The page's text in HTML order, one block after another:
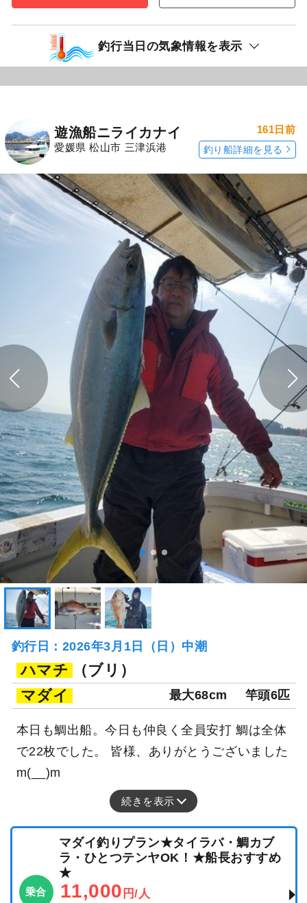
釣行当日の気象情報を表示
遊漁船ニライカナイ
愛媛県 松山市 三津浜港
161日前
釣り船詳細を見る
釣行日：2026年3月1日（日）中潮
ハマチ
（ブリ）
マダイ
最大68cm 竿頭6匹
本日も鯛出船。今日も仲良く全員安打 鯛は全体
で22枚でした。 皆様、ありがとうございました
m(__)m
続きを表示
乗合
マダイ釣りプラン★タイラバ・鯛カブ
ラ・ひとつテンヤOK！★船長おすすめ
★
11,000 円/人